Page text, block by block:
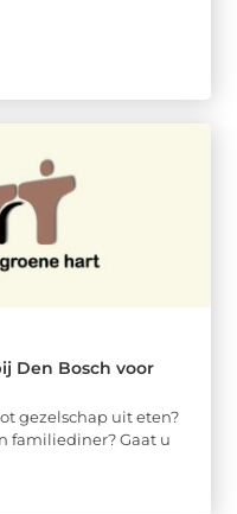
Den Bosch voor
gezelschap uit eten?
familiediner? Gaat u